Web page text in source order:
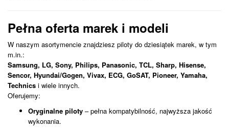
Pełna oferta marek i modeli
W naszym asortymencie znajdziesz piloty do dziesiątek marek, w tym
m.in.:
Samsung, LG, Sony, Philips, Panasonic, TCL, Sharp, Hisense,
Sencor, Hyundai/Gogen, Vivax, ECG, GoSAT, Pioneer, Yamaha,
Technics i wiele innych.
Oferujemy:
Oryginalne piloty – pełna kompatybilność, najwyższa jakość
wykonania.